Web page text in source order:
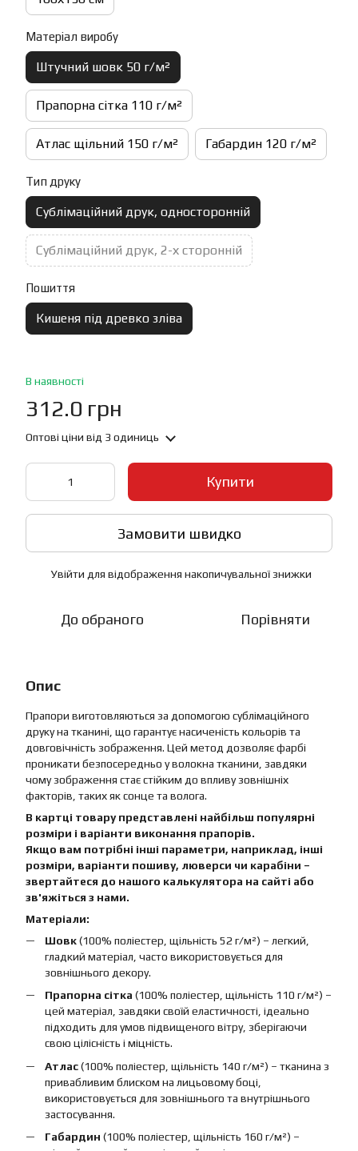
Матеріал виробу
Штучний шовк 50 г/м²
Прапорна сітка 110 г/м²
Атлас щільний 150 г/м² Габардин 120 г/м²
Тип друку
Сублімаційний друк, односторонній
Сублімаційний друк, 2-х сторонній
Пошиття
Кишеня під древко зліва
В наявності
312.0 грн
Оптові ціни від 3 одиниць
Купити
Замовити швидко
Увійти для відображення накопичувальної знижки
До обраного Порівняти
Опис
Прапори виготовляються за допомогою сублімаційного
друку на тканині, що гарантує насиченість кольорів та
довговічність зображення. Цей метод дозволяє фарбі
проникати безпосередньо у волокна тканини, завдяки
чому зображення стає стійким до впливу зовнішніх
факторів, таких як сонце та волога.
В картці товару представлені найбільш популярні
розміри і варіанти виконання прапорів.
Якщо вам потрібні інші параметри, наприклад, інші
розміри, варіанти пошиву, люверси чи карабіни –
звертайтеся до нашого калькулятора на сайті або
зв'яжіться з нами.
Матеріали:
Шовк(100% поліестер, щільність 52 г/м²) – легкий,
гладкий матеріал, часто використовується для
зовнішнього декору.
Прапорна сітка (100% поліестер, щільність 110 г/м²) –
цей матеріал, завдяки своїй еластичності, ідеально
підходить для умов підвищеного вітру, зберігаючи
свою цілісність і міцність.
Атлас(100% поліестер, щільність 140 г/м²) – тканина з
привабливим блиском на лицьовому боці,
використовується для зовнішнього та внутрішнього
застосування.
Габардин (100% поліестер, щільність 160 г/м²) –